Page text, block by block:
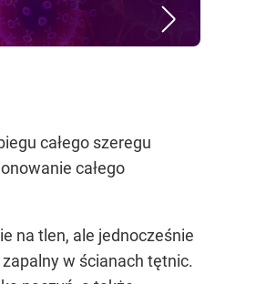
całego szeregu
całego
na tlen, ale jednocześnie
w ścianach tętnic.